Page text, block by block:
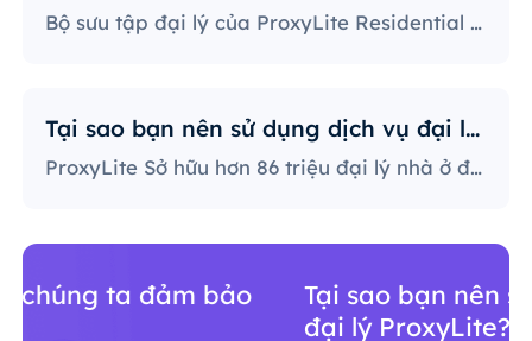
Bộ sưu tập đại lý của ProxyLite Residential cung cấp vô số đại lý, do đó khách hàng của chúng ta không cần lo lắng về sự ngừng hoạt động và sự ngăn chặn của IP. Bạn có thể sử dụng máy chủ đại lý tại các địa điểm hợp tác với nhà cung cấp để truy cập dữ liệu cần thiết.
Tại sao bạn nên sử dụng dịch vụ đại lý ProxyLite?
ProxyLite Sở hữu hơn 86 triệu đại lý nhà ở đạt tiêu chuẩn toàn cầu, là sự lựa chọn hàng đầu của máy chủ đại lý thực sự.
Tại sao bạn nên sử dụng dịch vụ